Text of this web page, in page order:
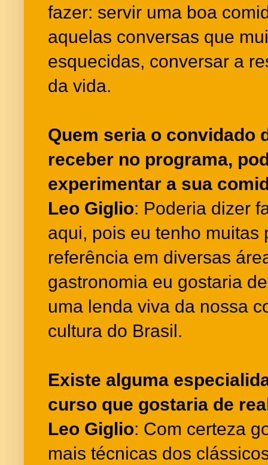
fazer: servir uma boa
aquelas conversas que
esquecidas, conversar a
da vida.
Quem seria o convidado
receber no programa,
experimentar a sua
Leo Giglio: Poderia dizer
aqui, pois eu tenho muitas
referência em diversas
gastronomia eu gostaria
uma lenda viva da nossa
cultura do Brasil.
Existe alguma
curso que gostaria de
Leo Giglio: Com certeza
mais técnicas dos